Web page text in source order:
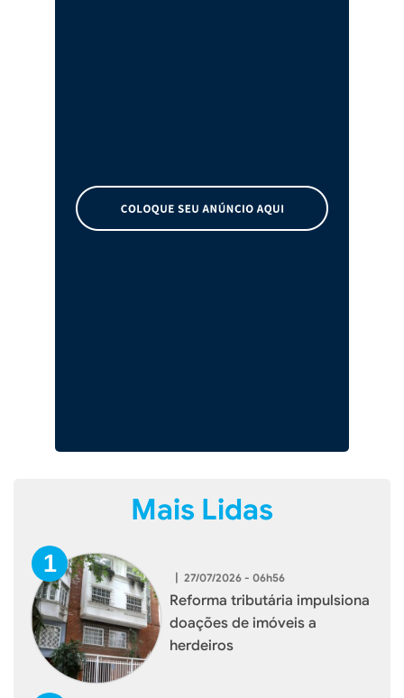
Mais Lidas
| 27/07/2026 - 06h56
Reforma tributária impulsiona
doações de imóveis a
herdeiros